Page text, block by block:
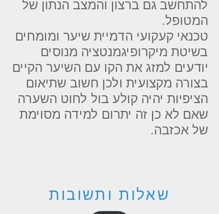
להתחשב גם ברצון והמצב הנתון של
המטופל.
טכנאי קעקועי הדמיית שיער ומומחים
בשיטת מיקרופיגמנטציה מנוסים
יודעים למזג את הקו עם השיער הקיים
בצורה מקצועית ולכן חשוב שתיאום
הציפיות יהיה קולע בול לחוט השערה
שאם לא כן זה יתרום למידה מסוימת
של אכזבה.
שאלות ותשובות